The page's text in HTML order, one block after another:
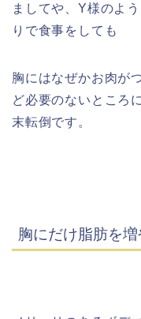
ましてや、Y様のよ
りで食事をしても
胸にはなぜかお肉が
ど必要のないところ
末転倒です。
胸にだけ脂肪を